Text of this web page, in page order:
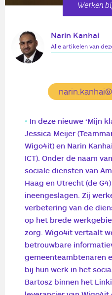
Werken
In deze nieuwe ‘Mijn
Jessica Meijer
Wigo4it) en Narin
ICT). Onder de naam
sociale diensten van
Haag en Utrecht (de
ineengeslagen. Zij
verbetering van de
op het brede
zorg. Wigo4it vertaalt
betrouwbare
gemeenteambtenaren
bij hun werk in het
Bartosz binnen het
Narin Kanhai
Alle artikelen van